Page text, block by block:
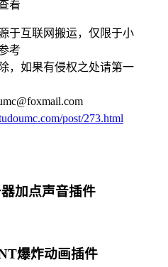
看
于互联网搬运，仅限于小
考
，如果有侵权之处请第一
post/273.html
加点声音插件
爆炸动画插件